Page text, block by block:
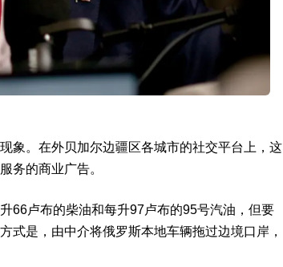
象。在外贝加尔边疆区各城市的社交平台上，这
务的商业广告。
66卢布的柴油和每升97卢布的95号汽油，但要
式是，由中介将俄罗斯本地车辆拖过边境口岸，